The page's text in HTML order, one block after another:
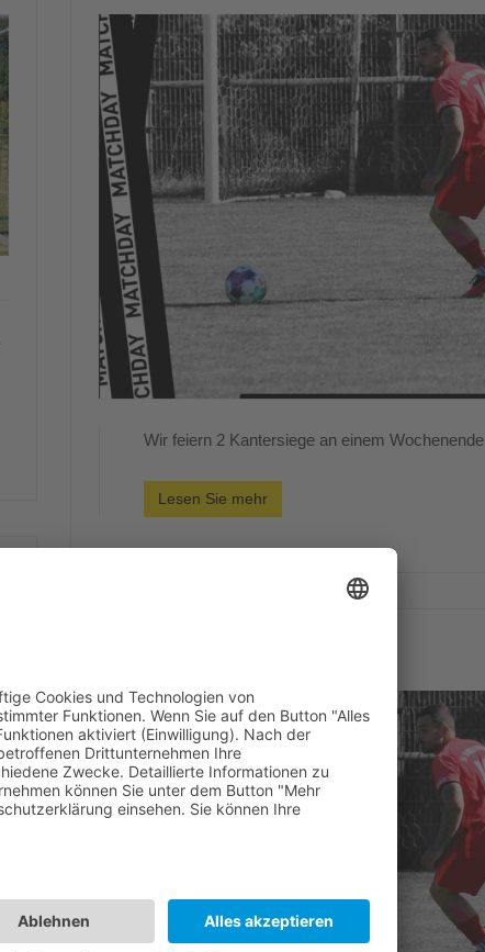
Wir feiern 2 Kantersiege an einem Wochenende
Lesen Sie mehr